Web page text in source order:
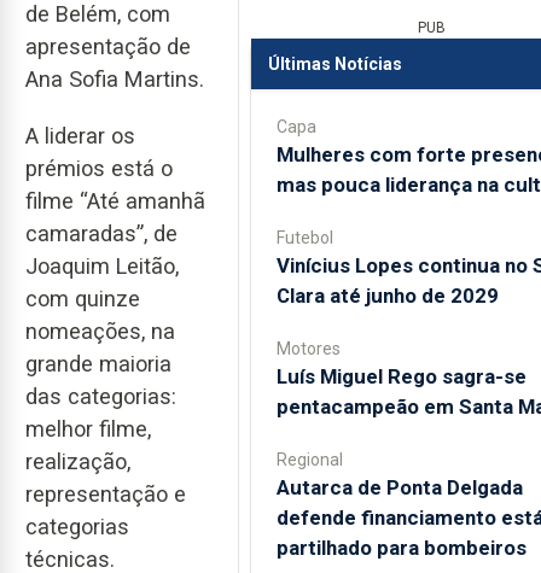
de Belém, com
apresentação de
Ana Sofia Martins.
A liderar os
prémios está o
filme “Até amanhã
camaradas”, de
Joaquim Leitão,
com quinze
nomeações, na
grande maioria
das categorias:
melhor filme,
realização,
representação e
categorias
técnicas.
PUB
Últimas Notícias
Capa
Mulheres com forte
mas pouca liderança na
Futebol
Vinícius Lopes continua no
Clara até junho de 2029
Motores
Luís Miguel Rego sagra-se
pentacampeão em Santa
Regional
Autarca de Ponta Delgada
defende financiamento
partilhado para bombeiros